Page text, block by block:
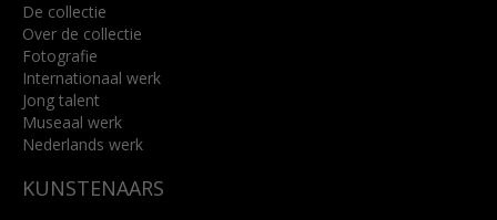
De collectie
Over de collectie
Fotografie
Internationaal werk
Jong talent
Museaal werk
Nederlands werk
KUNSTENAARS